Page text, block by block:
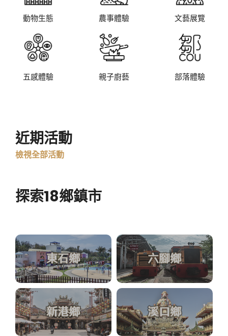
動物生態 農事體驗 文藝展覽
五感體驗 親子廚藝 部落體驗
近期活動
檢視全部活動
探索18鄉鎮市